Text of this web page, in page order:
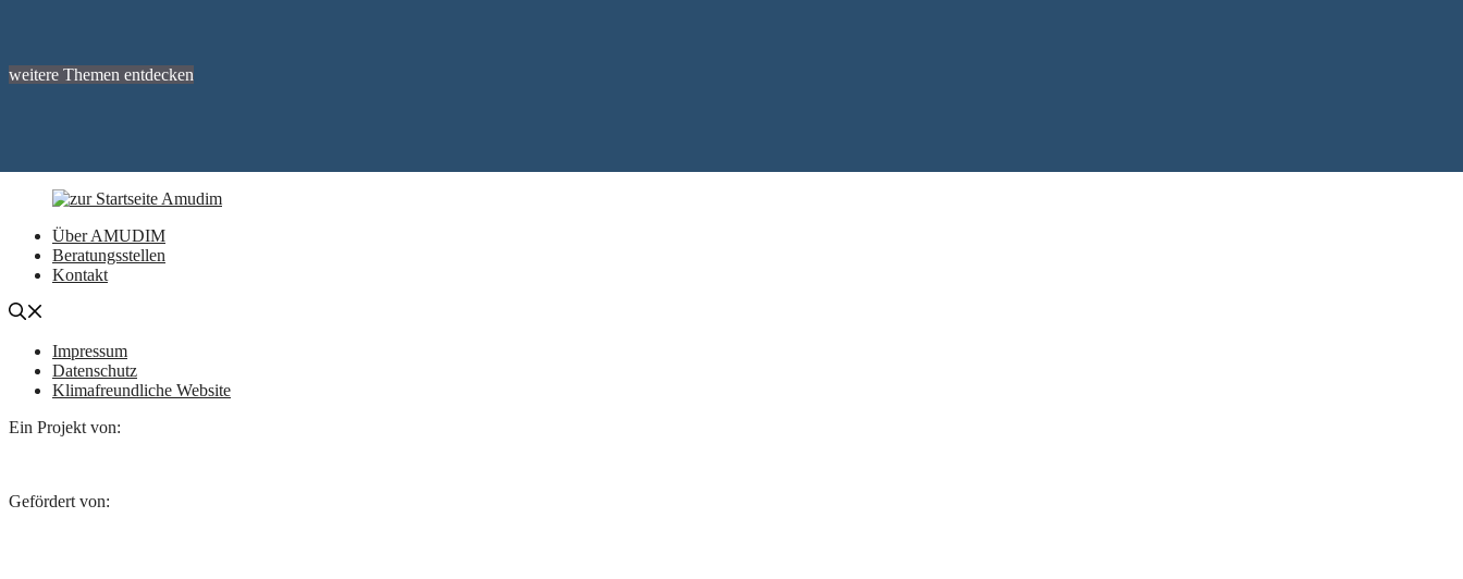
weitere Themen entdecken
Über AMUDIM
Beratungsstellen
Kontakt
Impressum
Datenschutz
Klimafreundliche Website
Ein Projekt von:
Gefördert von: